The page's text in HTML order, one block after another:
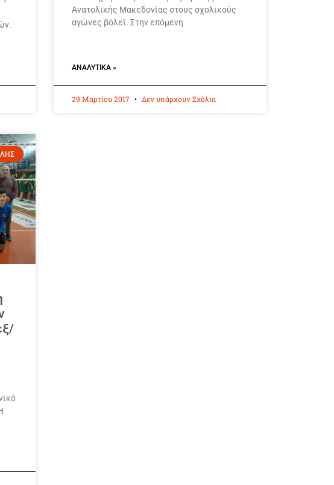
Ανατολικής Μακεδονίας στους σχολικούς
αγώνες βόλεϊ. Στην επόμενη
ΑΝΑΛΥΤΙΚΆ »
29 Μαρτίου 2017 Δεν υπάρχουν Σχόλια